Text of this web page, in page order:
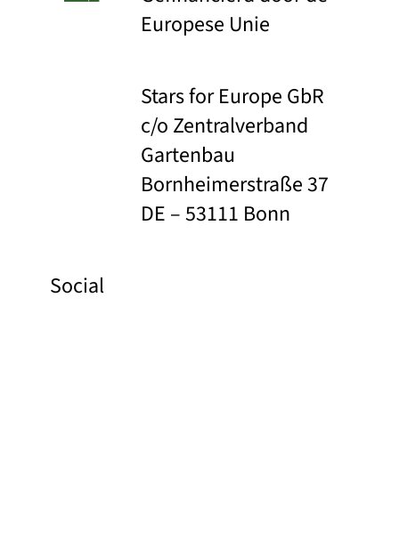
Europese Unie
Stars for Europe GbR
c/o Zentralverband
Gartenbau
Bornheimerstraße 37
DE – 53111 Bonn
Social